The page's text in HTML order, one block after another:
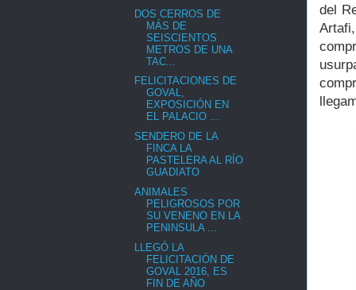
del
DOS CERROS DE
MÁS DE
SEISCIENTOS
METROS DE UNA
TAC...
FELICITACIONES DE
GOVAL,
EXPOSICIÓN EN
EL PALACIO ...
SENDERO DE LA
FINCA LA
PASTELERA AL RÍO
GUADIATO
ANIMALES
PELIGROSOS POR
SU VENENO EN LA
PENINSULA ...
LLEGÓ LA
FELICITACIÓN DE
GOVAL 2016, ES
FIN DE AÑO